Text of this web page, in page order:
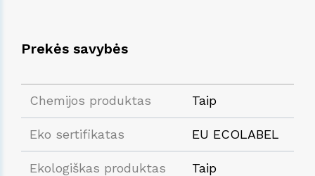
Prekės savybės
Chemijos produktas Taip
Eko sertifikatas EU ECOLABEL
Ekologiškas produktas Taip